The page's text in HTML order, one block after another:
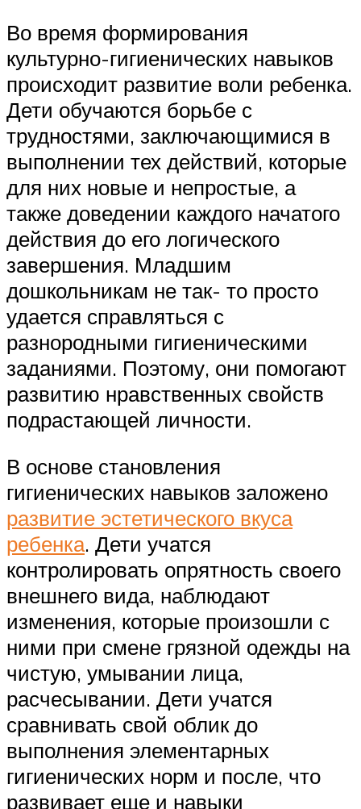
Во время формирования
культурно-гигиенических навыков
происходит развитие воли ребенка.
Дети обучаются борьбе с
трудностями, заключающимися в
выполнении тех действий, которые
для них новые и непростые, а
также доведении каждого начатого
действия до его логического
завершения. Младшим
дошкольникам не так- то просто
удается справляться с
разнородными гигиеническими
заданиями. Поэтому, они помогают
развитию нравственных свойств
подрастающей личности.
В основе становления
гигиенических навыков заложено
развитие эстетического вкуса
ребенка. Дети учатся
контролировать опрятность своего
внешнего вида, наблюдают
изменения, которые произошли с
ними при смене грязной одежды на
чистую, умывании лица,
расчесывании. Дети учатся
сравнивать свой облик до
выполнения элементарных
гигиенических норм и после, что
развивает еще и навыки